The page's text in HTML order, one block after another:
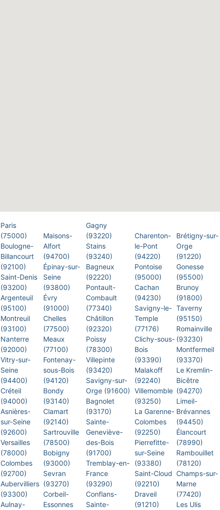
Paris
(75000)
Boulogne-
Billancourt
(92100)
Saint-Denis
(93200)
Argenteuil
(95100)
Montreuil
(93100)
Nanterre
(92000)
Vitry-sur-
Seine
(94400)
Créteil
(94000)
Asnières-
sur-Seine
(92600)
Versailles
(78000)
Colombes
(92700)
Aubervilliers
(93300)
Aulnay-
Maisons-
Alfort
(94700)
Épinay-sur-
Seine
(93800)
Évry
(91000)
Chelles
(77500)
Meaux
(77100)
Fontenay-
sous-Bois
(94120)
Bondy
(93140)
Clamart
(92140)
Sartrouville
(78500)
Bobigny
(93000)
Sevran
(93270)
Corbeil-
Essonnes
Gagny
(93220)
Stains
(93240)
Bagneux
(92220)
Pontault-
Combault
(77340)
Châtillon
(92320)
Poissy
(78300)
Villepinte
(93420)
Savigny-sur-
Orge (91600)
Bagnolet
(93170)
Sainte-
Geneviève-
des-Bois
(91700)
Tremblay-en-
France
(93290)
Conflans-
Sainte-
Charenton-
le-Pont
(94220)
Pontoise
(95000)
Cachan
(94230)
Savigny-le-
Temple
(77176)
Clichy-sous-
Bois
(93390)
Malakoff
(92240)
Villemomble
(93250)
La Garenne-
Colombes
(92250)
Pierrefitte-
sur-Seine
(93380)
Saint-Cloud
(92210)
Draveil
(91210)
Brétigny-sur-
Orge
(91220)
Gonesse
(95500)
Brunoy
(91800)
Taverny
(95150)
Romainville
(93230)
Montfermeil
(93370)
Le Kremlin-
Bicêtre
(94270)
Limeil-
Brévannes
(94450)
Élancourt
(78990)
Rambouillet
(78120)
Champs-sur-
Marne
(77420)
Les Ulis